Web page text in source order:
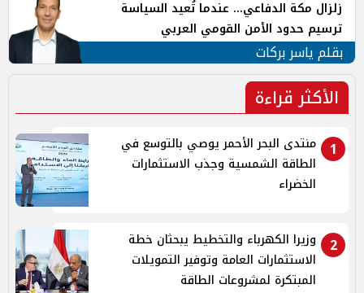
زلزال مكة الدفاعي... عندما تُعيد السياسة
ترسيم حدود الأمن القومي العربي
بقلم ياسر بركات
الأكثر قراءة
1
منتدى البحر الأحمر يوصي بالتوسع في
الطاقة الشمسية وجذب الاستثمارات
الخضراء
2
وزيرا الكهرباء والتخطيط يبحثان خطة
الاستثمارات العامة وتوفير التمويلات
المبتكرة لمشروعات الطاقة